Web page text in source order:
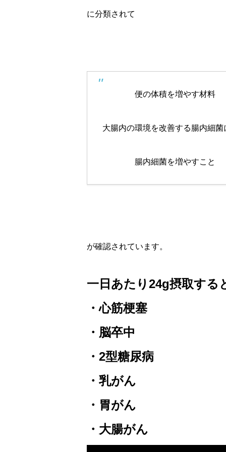
に分類されて
便の体積を増やす材料
大腸内の環境を改善する腸内細菌
腸内細菌を増やすこと
が確認されています。
一日あたり24g摂取する
・心筋梗塞
・脳卒中
・2型糖尿病
・乳がん
・胃がん
・大腸がん